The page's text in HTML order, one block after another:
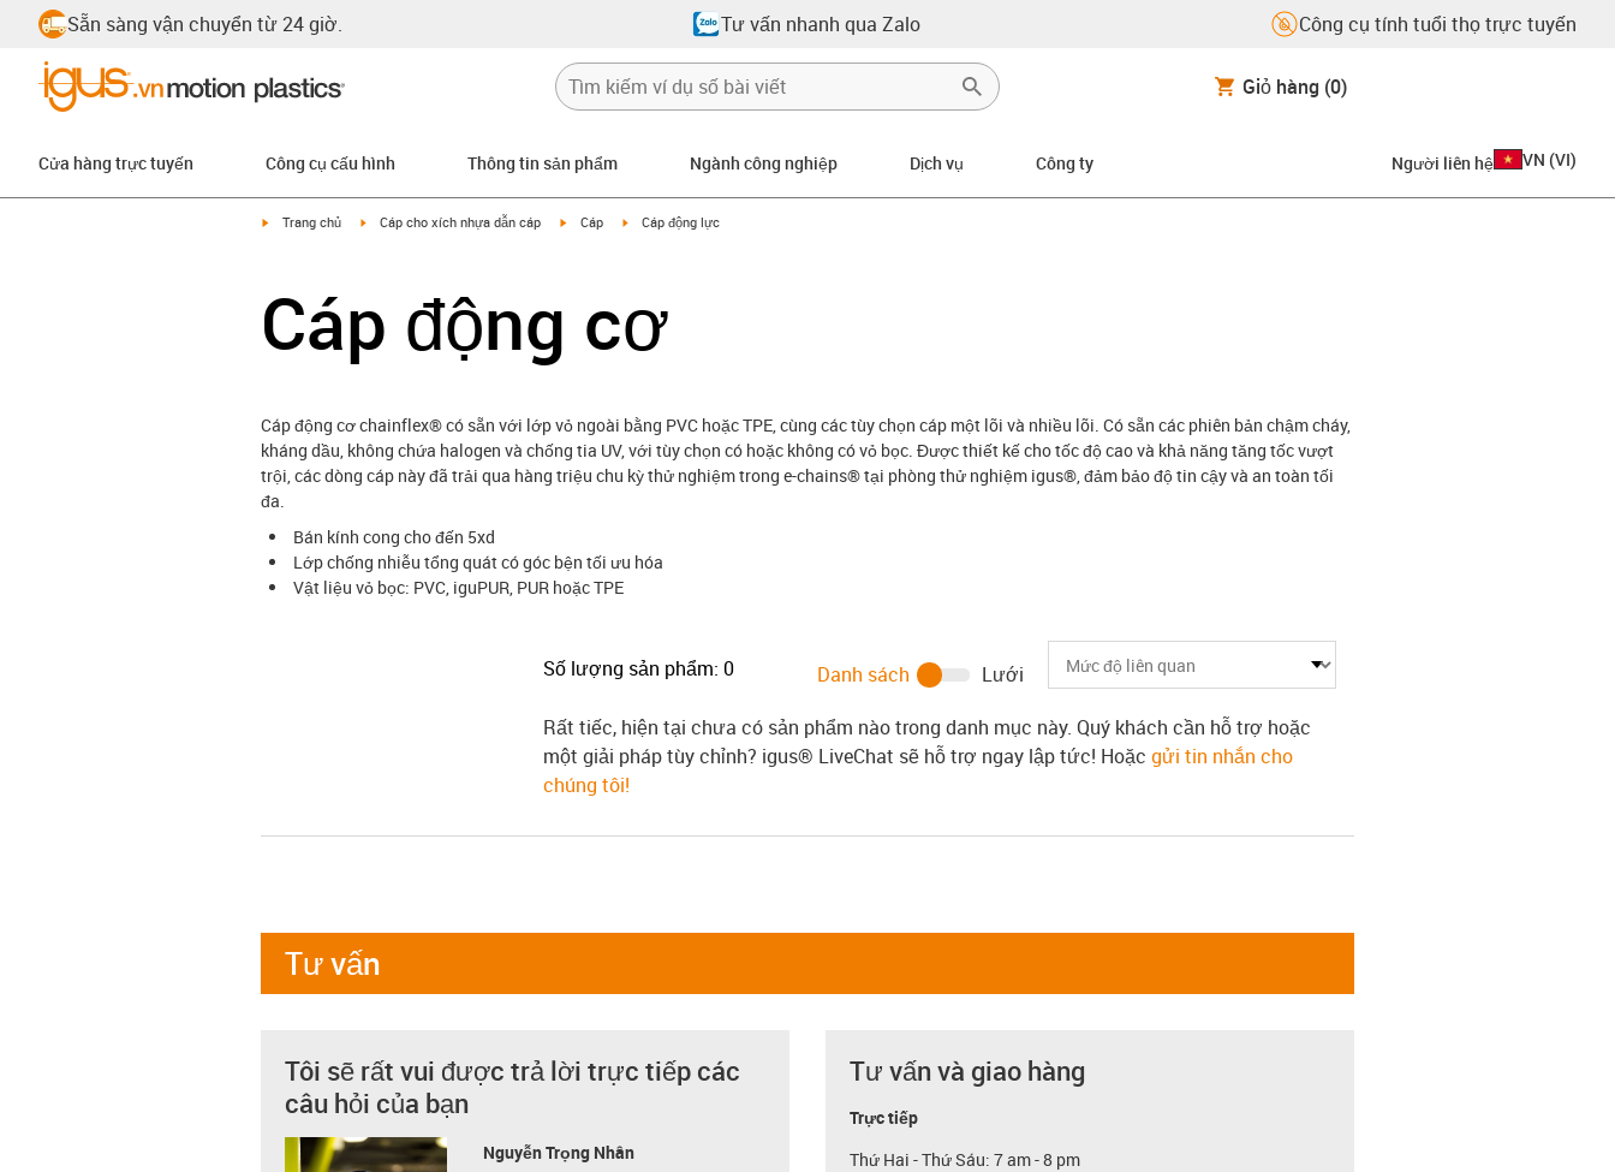
Sẵn sàng vận chuyển từ 24 giờ. Tư vấn nhanh qua Zalo Công cụ tính tuổi thọ trực tuyến
Giỏ hàng (0)
Cửa hàng trực tuyến Công cụ cấu hình Thông tin sản phẩm Ngành công nghiệp Dịch vụ Công ty Người liên hệ VN (VI)
igus-icon-arrow-right
Trang chủ igus-icon-arrow-right
Cáp cho xích nhựa dẫn cáp igus-icon-arrow-right
Cáp igus-icon-arrow-right
Cáp động lực
Cáp động cơ
Cáp động cơ chainflex® có sẵn với lớp vỏ ngoài bằng PVC hoặc TPE, cùng các tùy chọn cáp một lõi và nhiều lõi. Có sẵn các phiên bản chậm cháy,
kháng dầu, không chứa halogen và chống tia UV, với tùy chọn có hoặc không có vỏ bọc. Được thiết kế cho tốc độ cao và khả năng tăng tốc vượt
trội, các dòng cáp này đã trải qua hàng triệu chu kỳ thử nghiệm trong e-chains® tại phòng thử nghiệm igus®, đảm bảo độ tin cậy và an toàn tối
đa.
Bán kính cong cho đến 5xd
Lớp chống nhiễu tổng quát có góc bện tối ưu hóa
Vật liệu vỏ bọc: PVC, iguPUR, PUR hoặc TPE
Số lượng sản phẩm: 0 Danh sách
Lưới
Rất tiếc, hiện tại chưa có sản phẩm nào trong danh mục này. Quý khách cần hỗ trợ hoặc
một giải pháp tùy chỉnh? igus® LiveChat sẽ hỗ trợ ngay lập tức! Hoặc gửi tin nhắn cho
chúng tôi!
Tư vấn
Tôi sẽ rất vui được trả lời trực tiếp các
câu hỏi của bạn
Nguyễn Trọng Nhân
Tư vấn và giao hàng
Trực tiếp
Thứ Hai - Thứ Sáu: 7 am - 8 pm